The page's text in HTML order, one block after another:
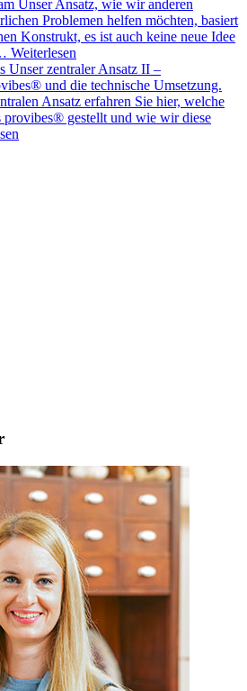
Unser Ansatz, wie wir anderen
Problemen helfen möchten, basiert
Konstrukt, es ist auch keine neue Idee
Weiterlesen
Unser zentraler Ansatz II –
und die technische Umsetzung.
Ansatz erfahren Sie hier, welche
gestellt und wie wir diese